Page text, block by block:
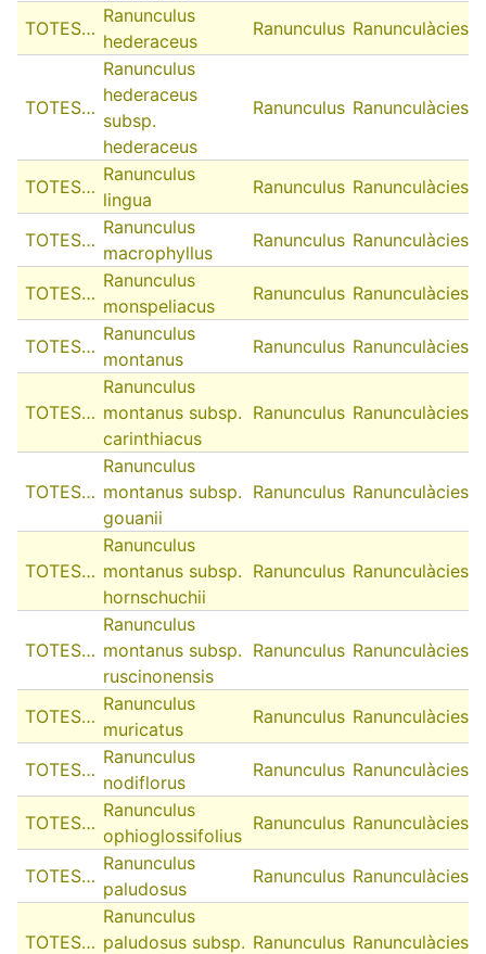
TOTES…
Ranunculus
hederaceus
Ranunculus Ranunculàcies
TOTES…
Ranunculus
hederaceus
subsp.
hederaceus
Ranunculus Ranunculàcies
TOTES…
Ranunculus
lingua
Ranunculus Ranunculàcies
TOTES…
Ranunculus
macrophyllus
Ranunculus Ranunculàcies
TOTES…
Ranunculus
monspeliacus
Ranunculus Ranunculàcies
TOTES…
Ranunculus
montanus
Ranunculus Ranunculàcies
TOTES…
Ranunculus
montanus subsp.
carinthiacus
Ranunculus Ranunculàcies
TOTES…
Ranunculus
montanus subsp.
gouanii
Ranunculus Ranunculàcies
TOTES…
Ranunculus
montanus subsp.
hornschuchii
Ranunculus Ranunculàcies
TOTES…
Ranunculus
montanus subsp.
ruscinonensis
Ranunculus Ranunculàcies
TOTES…
Ranunculus
muricatus
Ranunculus Ranunculàcies
TOTES…
Ranunculus
nodiflorus
Ranunculus Ranunculàcies
TOTES…
Ranunculus
ophioglossifolius
Ranunculus Ranunculàcies
TOTES…
Ranunculus
paludosus
Ranunculus Ranunculàcies
TOTES…
Ranunculus
paludosus subsp. Ranunculus Ranunculàcies